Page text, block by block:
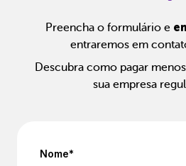
Preencha o formulário e
entraremos em
Descubra como pagar
sua empresa
Nome*